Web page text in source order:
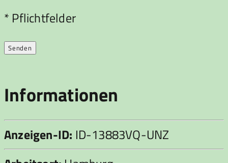
Bitte lasse dieses Feld leer.
* Pflichtfelder
Informationen
Anzeigen-ID: ID-13883VQ-UNZ